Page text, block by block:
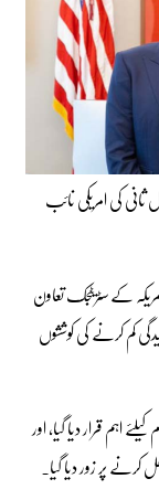
کی امریکی نائب
کے سٹریٹجک تعاون
کم کرنے کی کوششوں
اہم قرار دیا گیا، اور
پر زور دیا گیا۔